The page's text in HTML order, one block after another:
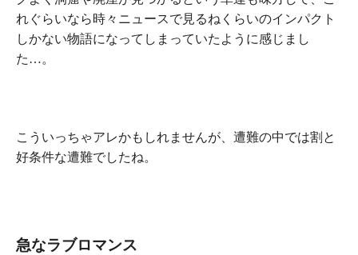
れぐらいなら時々ニュースで見るねくらいのインパクト
しかない物語になってしまっていたように感じまし
た…。
こういっちゃアレかもしれませんが、遭難の中では割と
好条件な遭難でしたね。
急なラブロマンス